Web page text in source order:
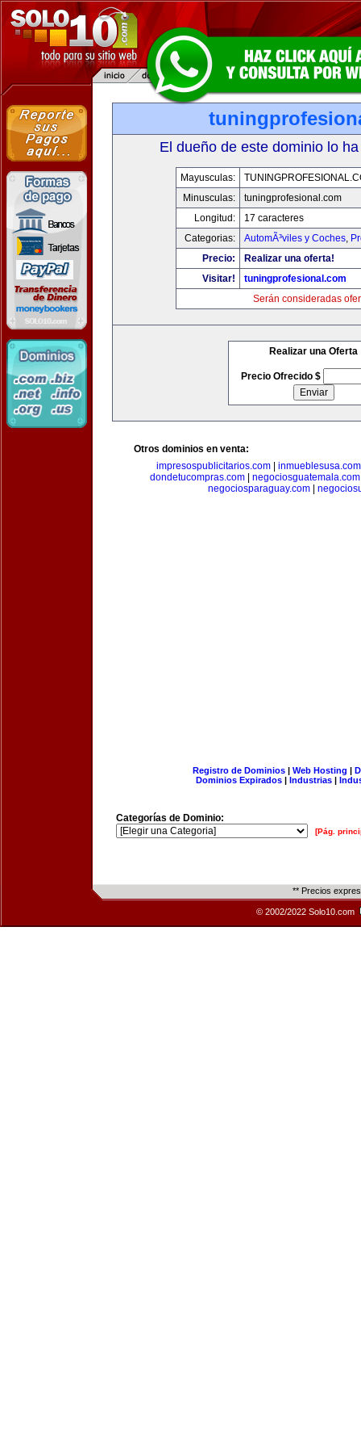
El dueño de este dominio lo
Mayusculas:
Minusculas:
tuningprofesional.com
Longitud:
17 caracteres
Categorias:
AutomÃ³viles y Coches,
Precio:
Realizar una oferta!
Visitar!
tuningprofesional.com
Serán consideradas
Realizar una Oferta
Precio Ofrecido $
Otros dominios en venta:
impresospublicitarios.com
inmueblesusa.com
dondetucompras.com| negociosguatemala.com
negociosparaguay.com
Registro de Dominios| Web Hosting |
Dominios Expirados | Industrias |
Categorías de Dominio:
[Pág.
** Precios
© 2002/2022 Solo10.com